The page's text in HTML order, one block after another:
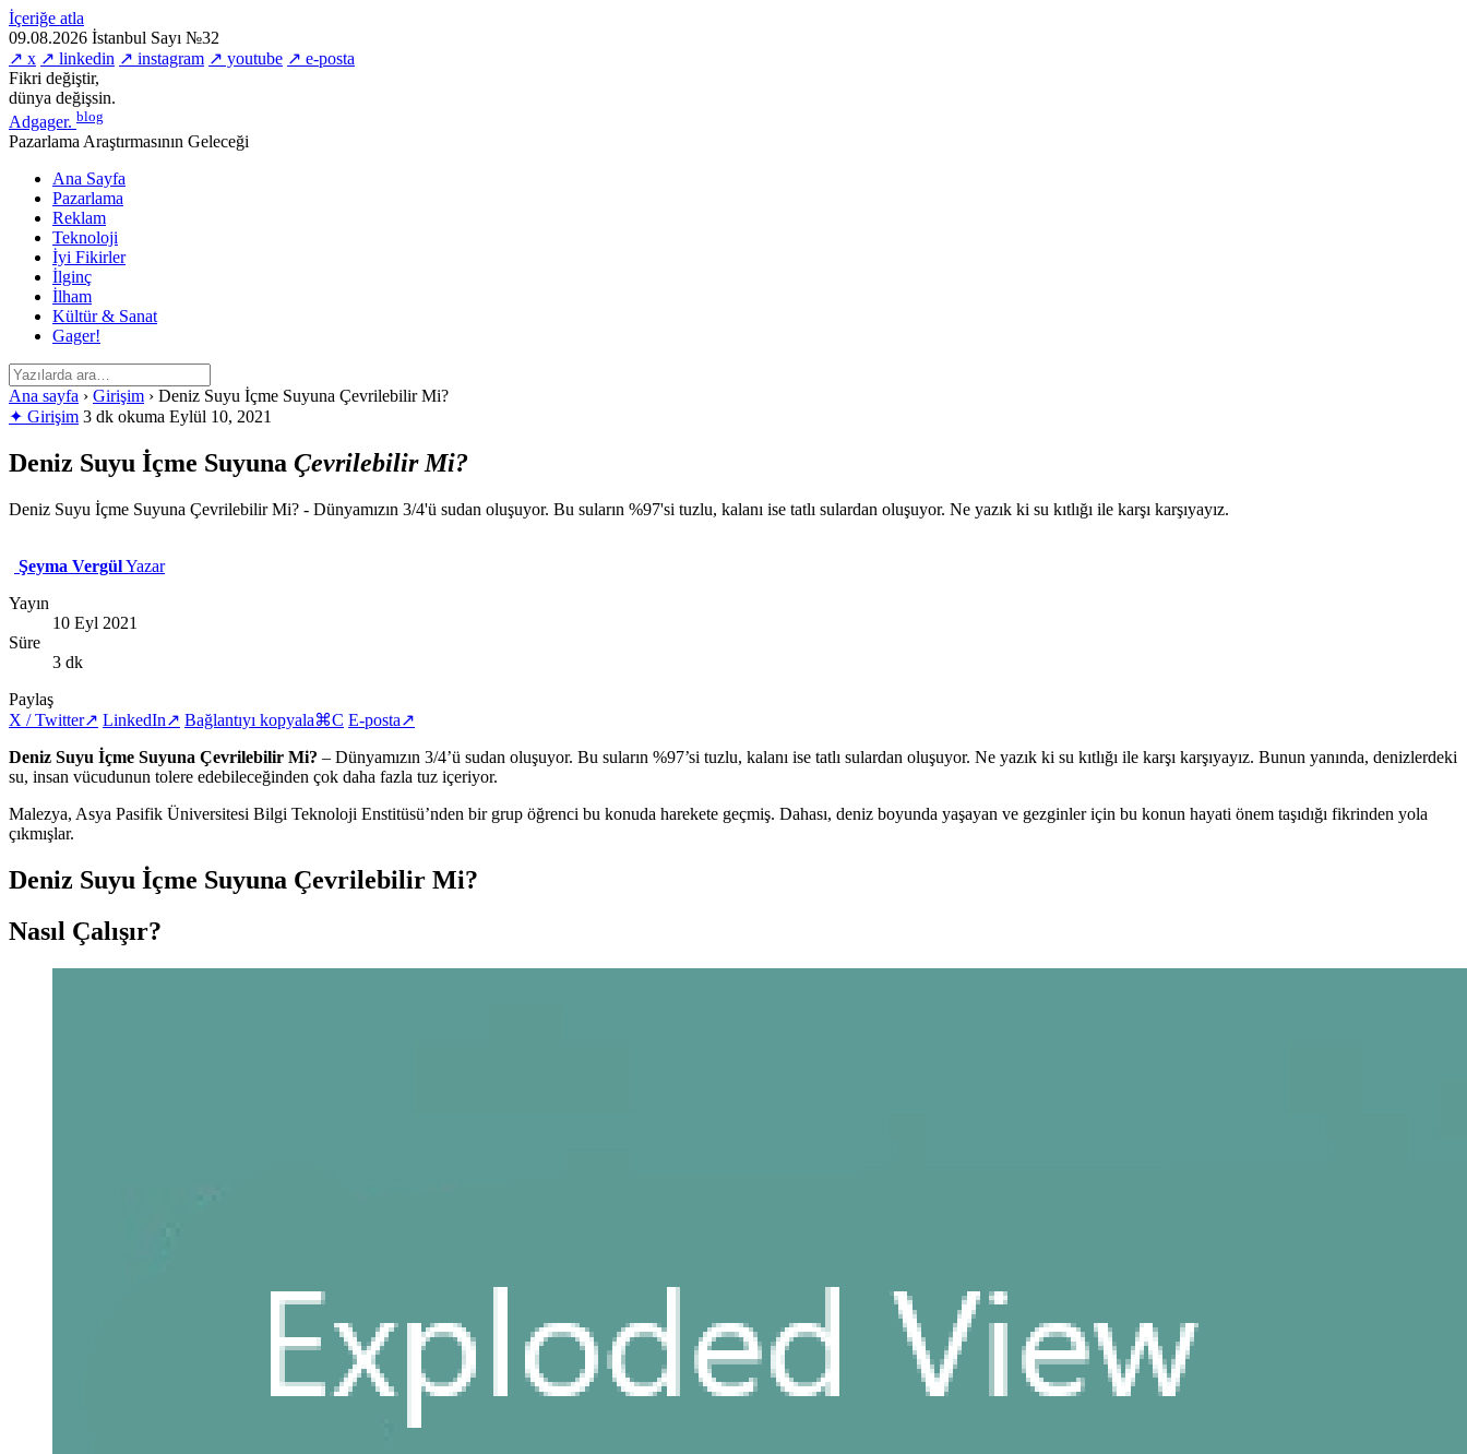
İçeriğe atla
09.08.2026 İstanbul Sayı №32
↗ x ↗ linkedin ↗ instagram ↗ youtube ↗ e-posta
Fikri değiştir,
dünya değişsin.
Adgager. blog
Pazarlama Araştırmasının Geleceği
Ana Sayfa
Pazarlama
Reklam
Teknoloji
İyi Fikirler
İlginç
İlham
Kültür & Sanat
Gager!
Ana sayfa › Girişim › Deniz Suyu İçme Suyuna Çevrilebilir Mi?
✦ Girişim 3 dk okuma Eylül 10, 2021
Deniz Suyu İçme Suyuna Çevrilebilir Mi?
Deniz Suyu İçme Suyuna Çevrilebilir Mi? - Dünyamızın 3/4'ü sudan oluşuyor. Bu suların %97'si tuzlu, kalanı ise tatlı sulardan oluşuyor. Ne yazık ki su kıtlığı ile karşı karşıyayız.
Şeyma VergülYazar
Yayın
10 Eyl 2021
Süre
3 dk
Paylaş
X / Twitter↗ LinkedIn↗ Bağlantıyı kopyala⌘C E-posta↗
Deniz Suyu İçme Suyuna Çevrilebilir Mi? – Dünyamızın 3/4’ü sudan oluşuyor. Bu suların %97’si tuzlu, kalanı ise tatlı sulardan oluşuyor. Ne yazık ki su kıtlığı ile karşı karşıyayız. Bunun yanında, denizlerdeki
su, insan vücudunun tolere edebileceğinden çok daha fazla tuz içeriyor.
Malezya, Asya Pasifik Üniversitesi Bilgi Teknoloji Enstitüsü’nden bir grup öğrenci bu konuda harekete geçmiş. Dahası, deniz boyunda yaşayan ve gezginler için bu konun hayati önem taşıdığı fikrinden yola
çıkmışlar.
Deniz Suyu İçme Suyuna Çevrilebilir Mi?
Nasıl Çalışır?